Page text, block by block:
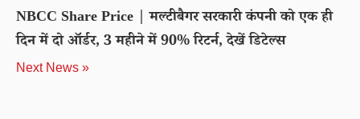
NBCC Share Price | मल्टीबैगर सरकारी कंपनी को एक ही
दिन में दो ऑर्डर, 3 महीने में 90% रिटर्न, देखें डिटेल्स
Next News »